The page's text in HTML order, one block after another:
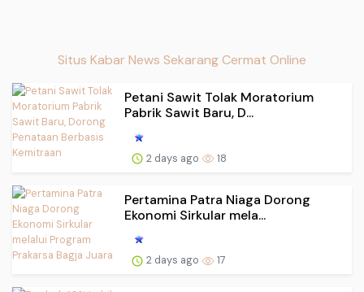
Situs Kabar News Sekarang Cermat Online
Petani Sawit Tolak Moratorium
Pabrik Sawit Baru, D...
2 days ago 18
Pertamina Patra Niaga Dorong
Ekonomi Sirkular mela...
2 days ago 17